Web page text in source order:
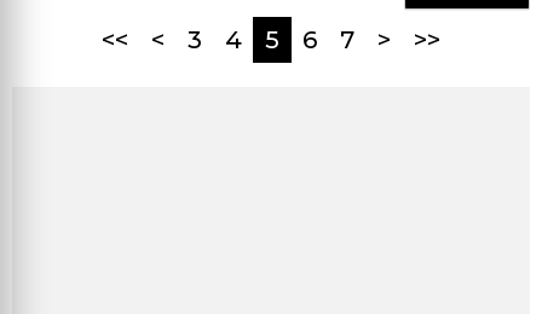
<< < 3 4 5 (current)
6 7 > >>